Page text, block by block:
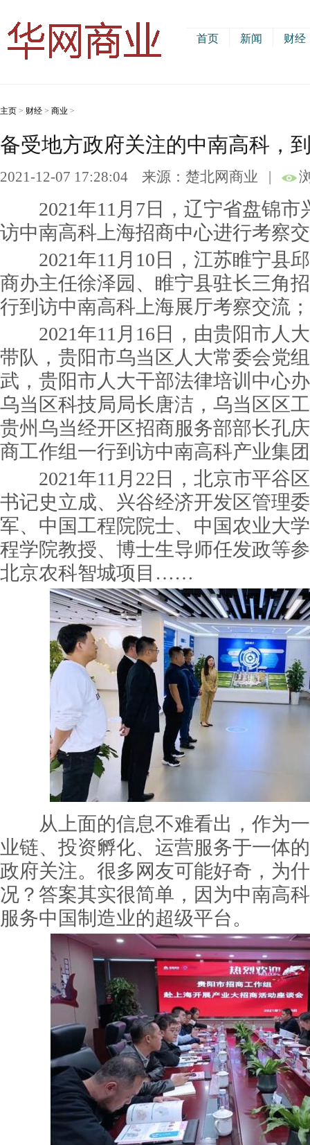
首页 新闻 财经
主页 > 财经 > 商业 >
备受地方政府关注的中南高科，
2021-12-07 17:28:04 来源：楚北网商业 |
2021年11月7日，辽宁省盘锦市
访中南高科上海招商中心进行考察
2021年11月10日，江苏睢宁县
商办主任徐泽园、睢宁县驻长三角
行到访中南高科上海展厅考察交流；
2021年11月16日，由贵阳市人
带队，贵阳市乌当区人大常委会党
武，贵阳市人大干部法律培训中心
乌当区科技局局长唐洁，乌当区区
贵州乌当经开区招商服务部部长孔
商工作组一行到访中南高科产业集
2021年11月22日，北京市平谷
书记史立成、兴谷经济开发区管理
军、中国工程院院士、中国农业大
程学院教授、博士生导师任发政等
北京农科智城项目……
从上面的信息不难看出，作为一
业链、投资孵化、运营服务于一体
政府关注。很多网友可能好奇，为
况？答案其实很简单，因为中南高
服务中国制造业的超级平台。